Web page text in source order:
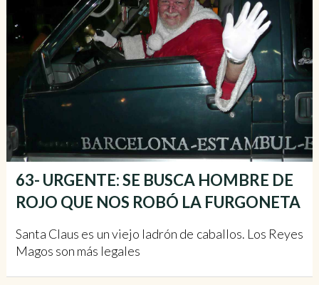
63- URGENTE: SE BUSCA HOMBRE DE
ROJO QUE NOS ROBÓ LA FURGONETA
Santa Claus es un viejo ladrón de caballos. Los Reyes
Magos son más legales